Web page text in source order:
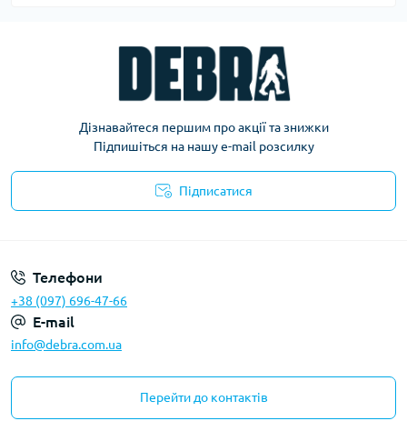
Дізнавайтеся першим про акції та знижки
Підпишіться на нашу e-mail розсилку
Підписатися
Телефони
+38 (097) 696-47-66
E-mail
info@debra.com.ua
Перейти до контактів